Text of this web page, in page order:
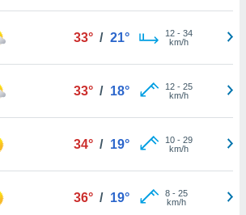
33° / 21° 12- 34
km/h
33° / 18° 12- 25
km/h
34° / 19° 10- 29
km/h
36° / 19° 8- 25
km/h